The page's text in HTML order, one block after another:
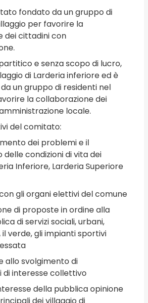
fondato da un gruppo di
per favorire la
dei cittadini con
e senza scopo di lucro,
di Larderia inferiore ed è
un gruppo di residenti nel
la collaborazione dei
locale.
del comitato:
dei problemi e il
condizioni di vita dei
Inferiore, Larderia Superiore
gli organi elettivi del comune
di proposte in ordine alla
di servizi sociali, urbani,
il verde, gli impianti sportivi
allo svolgimento di
di interesse collettivo
della pubblica opinione